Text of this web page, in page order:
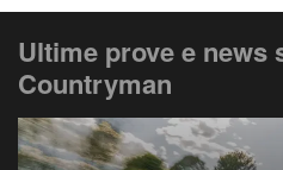
Ultime prove e news
Countryman